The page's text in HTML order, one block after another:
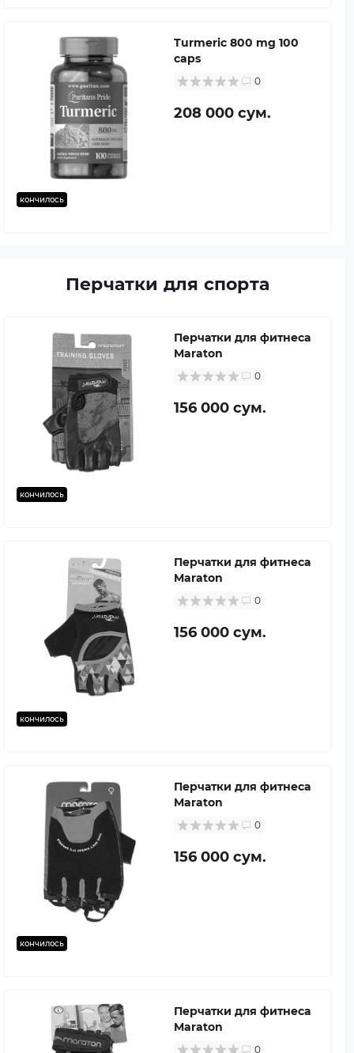
кончилось
Turmeric 800 mg 100
caps
0
208 000 сум.
Перчатки для спорта
кончилось
Перчатки для фитнеса
Maraton
0
156 000 сум.
кончилось
Перчатки для фитнеса
Maraton
0
156 000 сум.
кончилось
Перчатки для фитнеса
Maraton
0
156 000 сум.
Перчатки для фитнеса
Maraton
0